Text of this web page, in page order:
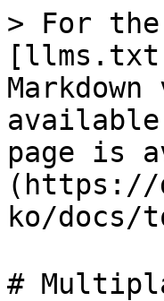
> For the
page is
(https://
ko/docs/
#